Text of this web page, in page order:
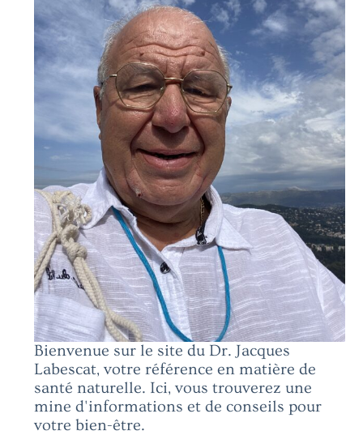
Bienvenue sur le site du Dr. Jacques
Labescat, votre référence en matière de
santé naturelle. Ici, vous trouverez une
mine d'informations et de conseils pour
votre bien-être.